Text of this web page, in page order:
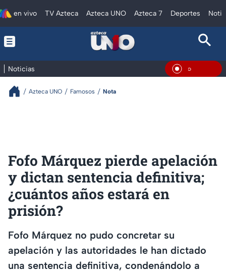
en vivo TV Azteca Azteca UNO Azteca 7 Deportes
Noticias En Vivo
Azteca UNO Famosos Nota
Fofo Márquez pierde apelación
y dictan sentencia definitiva;
¿cuántos años estará en
prisión?
Fofo Márquez no pudo concretar su
apelación y las autoridades le han dictado
una sentencia definitiva, condenándolo a